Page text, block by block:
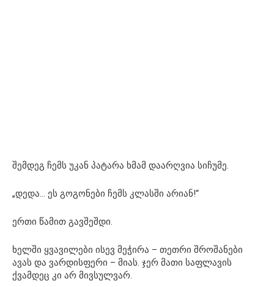
შემდეგ ჩემს უკან პატარა ხმამ დაარღვია სიჩუმე.
„დედა… ეს გოგონები ჩემს კლასში არიან!“
ერთი წამით გავშეშდი.
ხელში ყვავილები ისევ მეჭირა – თეთრი შროშანები
ავას და ვარდისფერი – მიას. ჯერ მათი საფლავის
ქვამდეც კი არ მივსულვარ.